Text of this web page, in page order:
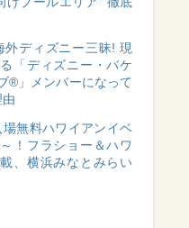
外ディズニー三昧! 現
「ディズニー・バケ
®」メンバーになって
場無料ハワイアンイベ
！フラショー＆ハワ
、横浜みなとみらい